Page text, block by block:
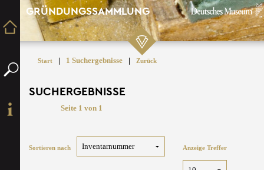
GRÜNDUNGSSAMMLUNG
Start | 1 Suchergebnisse | Zurück
SUCHERGEBNISSE
Seite 1 von 1
Sortieren nach Anzeige Treffer